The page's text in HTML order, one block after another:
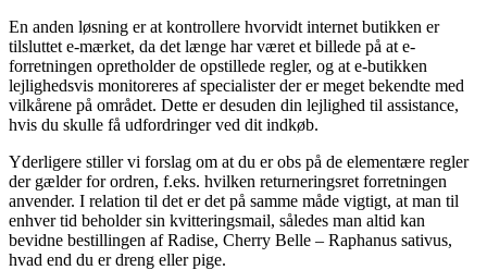
En anden løsning er at kontrollere hvorvidt internet butikken er
tilsluttet e-mærket, da det længe har været et billede på at e-
forretningen opretholder de opstillede regler, og at e-butikken
lejlighedsvis monitoreres af specialister der er meget bekendte med
vilkårene på området. Dette er desuden din lejlighed til assistance,
hvis du skulle få udfordringer ved dit indkøb.
Yderligere stiller vi forslag om at du er obs på de elementære regler
der gælder for ordren, f.eks. hvilken returneringsret forretningen
anvender. I relation til det er det på samme måde vigtigt, at man til
enhver tid beholder sin kvitteringsmail, således man altid kan
bevidne bestillingen af Radise, Cherry Belle – Raphanus sativus,
hvad end du er dreng eller pige.